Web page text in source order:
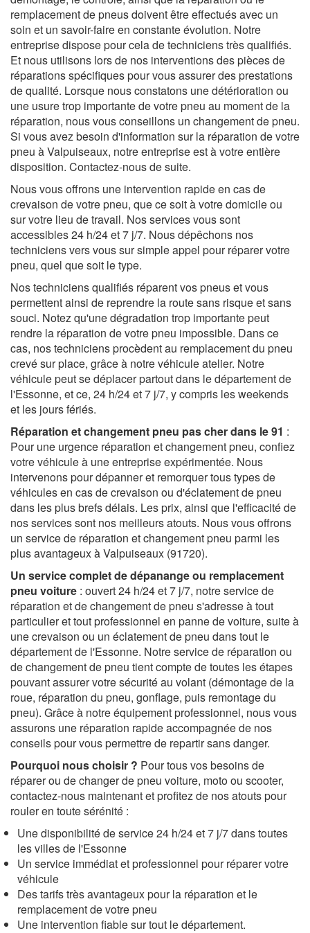
remplacement de pneus doivent être effectués avec un
soin et un savoir-faire en constante évolution. Notre
entreprise dispose pour cela de techniciens très qualifiés.
Et nous utilisons lors de nos interventions des pièces de
réparations spécifiques pour vous assurer des prestations
de qualité. Lorsque nous constatons une détérioration ou
une usure trop importante de votre pneu au moment de la
réparation, nous vous conseillons un changement de pneu.
Si vous avez besoin d'information sur la réparation de votre
pneu à Valpuiseaux, notre entreprise est à votre entière
disposition. Contactez-nous de suite.
Nous vous offrons une intervention rapide en cas de
crevaison de votre pneu, que ce soit à votre domicile ou
sur votre lieu de travail. Nos services vous sont
accessibles 24 h/24 et 7 j/7. Nous dépêchons nos
techniciens vers vous sur simple appel pour réparer votre
pneu, quel que soit le type.
Nos techniciens qualifiés réparent vos pneus et vous
permettent ainsi de reprendre la route sans risque et sans
souci. Notez qu'une dégradation trop importante peut
rendre la réparation de votre pneu impossible. Dans ce
cas, nos techniciens procèdent au remplacement du pneu
crevé sur place, grâce à notre véhicule atelier. Notre
véhicule peut se déplacer partout dans le département de
l'Essonne, et ce, 24 h/24 et 7 j/7, y compris les weekends
et les jours fériés.
Réparation et changement pneu pas cher dans le 91 :
Pour une urgence réparation et changement pneu, confiez
votre véhicule à une entreprise expérimentée. Nous
intervenons pour dépanner et remorquer tous types de
véhicules en cas de crevaison ou d'éclatement de pneu
dans les plus brefs délais. Les prix, ainsi que l'efficacité de
nos services sont nos meilleurs atouts. Nous vous offrons
un service de réparation et changement pneu parmi les
plus avantageux à Valpuiseaux (91720).
Un service complet de dépanange ou remplacement
pneu voiture : ouvert 24 h/24 et 7 j/7, notre service de
réparation et de changement de pneu s'adresse à tout
particulier et tout professionnel en panne de voiture, suite à
une crevaison ou un éclatement de pneu dans tout le
département de l'Essonne. Notre service de réparation ou
de changement de pneu tient compte de toutes les étapes
pouvant assurer votre sécurité au volant (démontage de la
roue, réparation du pneu, gonflage, puis remontage du
pneu). Grâce à notre équipement professionnel, nous vous
assurons une réparation rapide accompagnée de nos
conseils pour vous permettre de repartir sans danger.
Pourquoi nous choisir ? Pour tous vos besoins de
réparer ou de changer de pneu voiture, moto ou scooter,
contactez-nous maintenant et profitez de nos atouts pour
rouler en toute sérénité :
Une disponibilité de service 24 h/24 et 7 j/7 dans toutes
les villes de l'Essonne
Un service immédiat et professionnel pour réparer votre
véhicule
Des tarifs très avantageux pour la réparation et le
remplacement de votre pneu
Une intervention fiable sur tout le département.